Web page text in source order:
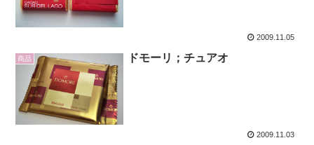
2009.11.05
商品 ドモーリ；チュアオ
2009.11.03